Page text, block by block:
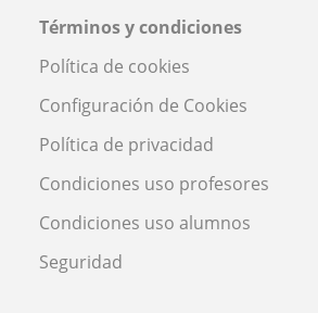
Términos y condiciones
Política de cookies
Configuración de Cookies
Política de privacidad
Condiciones uso profesores
Condiciones uso alumnos
Seguridad